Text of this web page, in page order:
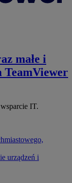
małe i
TeamViewer
IT.
urządzeń i